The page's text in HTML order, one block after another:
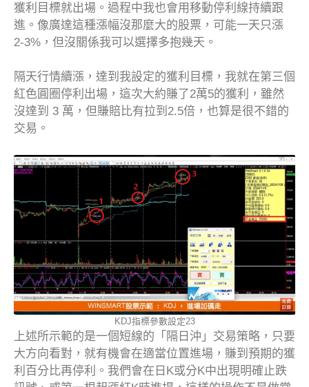
獲利目標就出場。過程中我也會用移動停利線持續跟
進。像廣達這種漲幅沒那麼大的股票，可能一天只漲
2-3%，但沒關係我可以選擇多抱幾天。
隔天行情續漲，達到我設定的獲利目標，我就在第三個
紅色圓圈停利出場，這次大約賺了2萬5的獲利，雖然
沒達到 3 萬，但賺賠比有拉到2.5倍，也算是很不錯的
交易。
KDJ指標參數設定23
上述所示範的是一個短線的「隔日沖」交易策略，只要
大方向看對，就有機會在適當位置進場，賺到預期的獲
利百分比再停利。我們會在日K或分K中出現明確止跌